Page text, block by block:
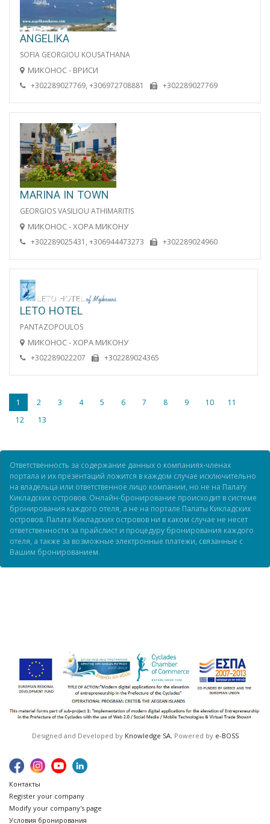
ANGELIKA
SOFIA GEORGIOU KOUSATHANA
МИКОНОС - ВРИСИ
+302289027769, +306972708881 +302289027769
MARINA IN TOWN
GEORGIOS VASILIOU ATHIMARITIS
МИКОНОС - ХОРА МИКОНУ
+302289025431, +306944473273 +302289024960
LETO HOTEL
PANTAZOPOULOS
МИКОНОС - ХОРА МИКОНУ
+302289022207 +302289024365
1 2 3 4 5 6 7 8 9 10
11
12
13
Ответственность за содержание данных о компаниях-членах
портала и их презентаций ложится в каждом случае исключительно
на владельца или ответственное лицо компании, но не на Палату
Кикладских островов. Онлайн-бронирование происходит в системе
бронирования каждого отеля, а не на портале Палаты Кикладских
островов. Палата Кикладских островов ни в каком случае не несет
ответственности за прайслист и процедуру бронирования каждого
отеля, а также за возможные электронные платежи, связанные с
Вашим бронированием.
Designed and Developed by Knowledge SA, Powered by e-BOSS
Контакты
Register your company
Modify your company's page
Условия бронирования